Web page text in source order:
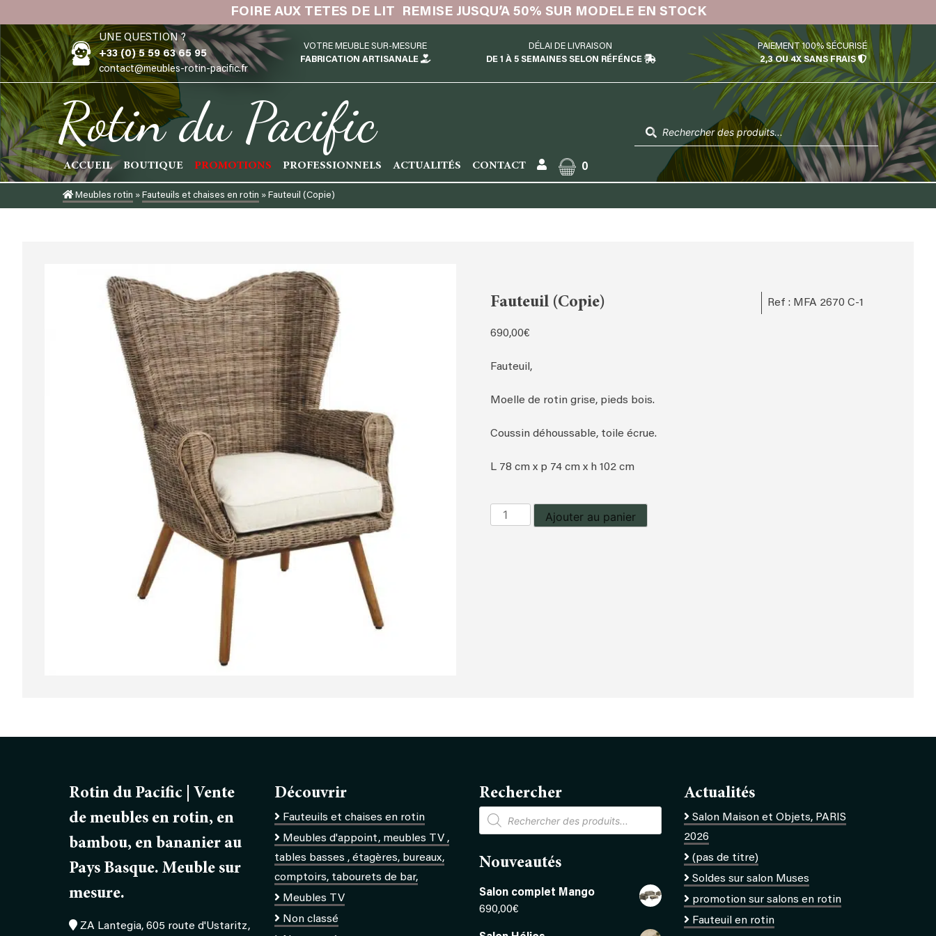
to
content
FOIRE AUX TETES DE LIT REMISE JUSQU’A 50% SUR MODELE EN STOCK
UNE QUESTION ?
+33 (0) 5 59 63 65 95
contact@meubles-rotin-pacific.fr
VOTRE MEUBLE SUR-MESURE
FABRICATION ARTISANALE
DÉLAI DE LIVRAISON
DE 1 À 5 SEMAINES SELON RÉFÉNCE
PAIEMENT 100% SÉCURISÉ
2,3 OU 4X SANS FRAIS
Rotin du Pacific
ACCUEIL BOUTIQUE PROMOTIONS PROFESSIONNELS ACTUALITÉS CONTACT 0
de
produits
Meubles rotin »Fauteuils et chaises en rotin »Fauteuil (Copie)
Fauteuil (Copie) Ref : MFA 2670 C-1
690,00€
Fauteuil,
Moelle de rotin grise, pieds bois.
Coussin déhoussable, toile écrue.
L 78 cm x p 74 cm x h 102 cm
quantité
de
Ajouter au panier
Rotin du Pacific | Vente
de meubles en rotin, en
bambou, en bananier au
Pays Basque. Meuble sur
mesure.
ZA Lantegia, 605 route d'Ustaritz,
Découvrir
Fauteuils et chaises en rotin
Meubles d'appoint, meubles TV ,
tables basses , étagères, bureaux,
comptoirs, tabourets de bar,
Meubles TV
Non classé
Rechercher
Recherche
de
produits
Nouveautés
Salon complet Mango
690,00€
Actualités
Salon Maison et Objets, PARIS
2026
(pas de titre)
Soldes sur salon Muses
promotion sur salons en rotin
Fauteuil en rotin